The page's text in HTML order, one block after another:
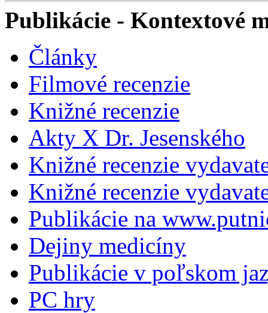
Publikácie - Kontextové
Články
Filmové recenzie
Knižné recenzie
Akty X Dr. Jesenského
Knižné recenzie
Knižné recenzie
Publikácie na
Dejiny medicíny
Publikácie v poľskom
PC hry